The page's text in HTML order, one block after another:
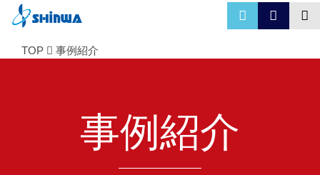
TOP 事例紹介
事例紹介